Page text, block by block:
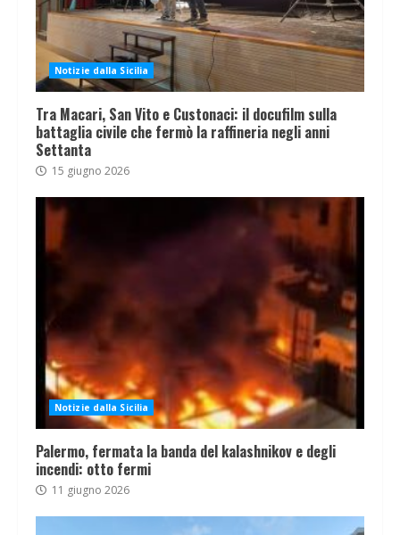
Notizie dalla Sicilia
Tra Macari, San Vito e Custonaci: il docufilm sulla
battaglia civile che fermò la raffineria negli anni
Settanta
15 giugno 2026
Notizie dalla Sicilia
Palermo, fermata la banda del kalashnikov e degli
incendi: otto fermi
11 giugno 2026